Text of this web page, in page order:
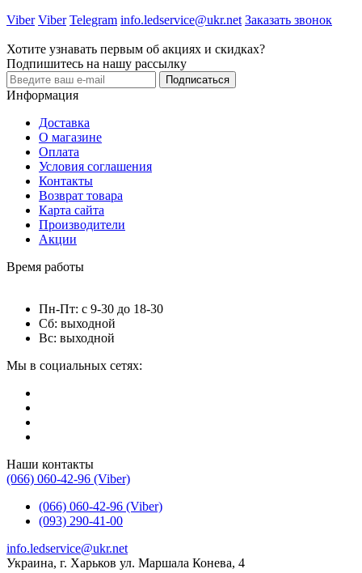
Viber Viber Telegram info.ledservice@ukr.net Заказать звонок
Хотите узнавать первым об акциях и скидках?
Подпишитесь на нашу рассылку
Подписаться
Информация
Доставка
О магазине
Оплата
Условия соглашения
Контакты
Возврат товара
Карта сайта
Производители
Акции
Время работы
Пн-Пт: с 9-30 до 18-30
Сб: выходной
Вс: выходной
Мы в социальных сетях:
Наши контакты
(066) 060-42-96 (Viber)
(066) 060-42-96 (Viber)
(093) 290-41-00
info.ledservice@ukr.net
Украина, г. Харьков ул. Маршала Конева, 4